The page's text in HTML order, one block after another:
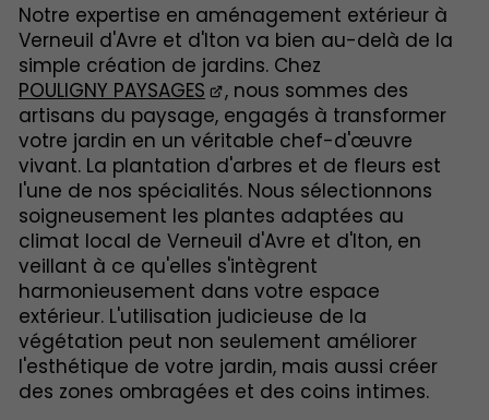
Notre expertise en aménagement extérieur à
Verneuil d'Avre et d'Iton va bien au-delà de la
simple création de jardins. Chez
POULIGNY PAYSAGES
, nous sommes des
artisans du paysage, engagés à transformer
votre jardin en un véritable chef-d'œuvre
vivant. La plantation d'arbres et de fleurs est
l'une de nos spécialités. Nous sélectionnons
soigneusement les plantes adaptées au
climat local de Verneuil d'Avre et d'Iton, en
veillant à ce qu'elles s'intègrent
harmonieusement dans votre espace
extérieur. L'utilisation judicieuse de la
végétation peut non seulement améliorer
l'esthétique de votre jardin, mais aussi créer
des zones ombragées et des coins intimes.